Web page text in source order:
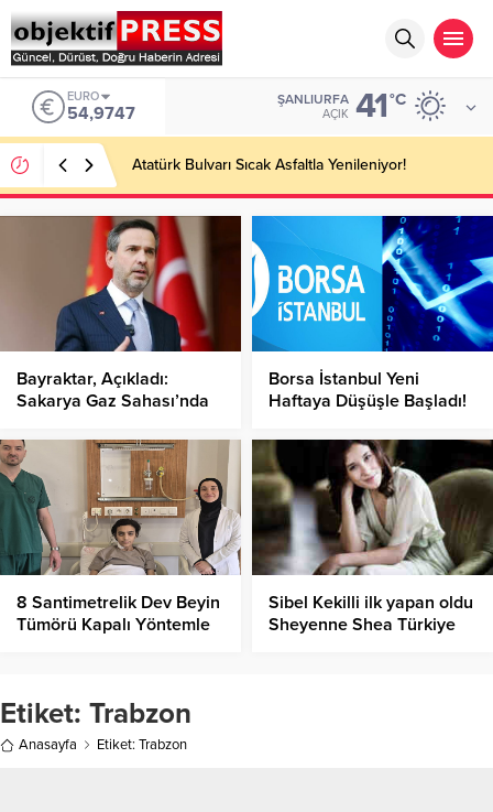
EURO
54,9747
ŞANLIURFA
AÇIK 41°C
Atatürk Bulvarı Sıcak Asfaltla Yenileniyor!
Bayraktar, Açıkladı:
Sakarya Gaz Sahası’nda
Borsa İstanbul Yeni
Haftaya Düşüşle Başladı!
8 Santimetrelik Dev Beyin
Tümörü Kapalı Yöntemle
Sibel Kekilli ilk yapan oldu
Sheyenne Shea Türkiye
Etiket: Trabzon
Anasayfa Etiket: Trabzon